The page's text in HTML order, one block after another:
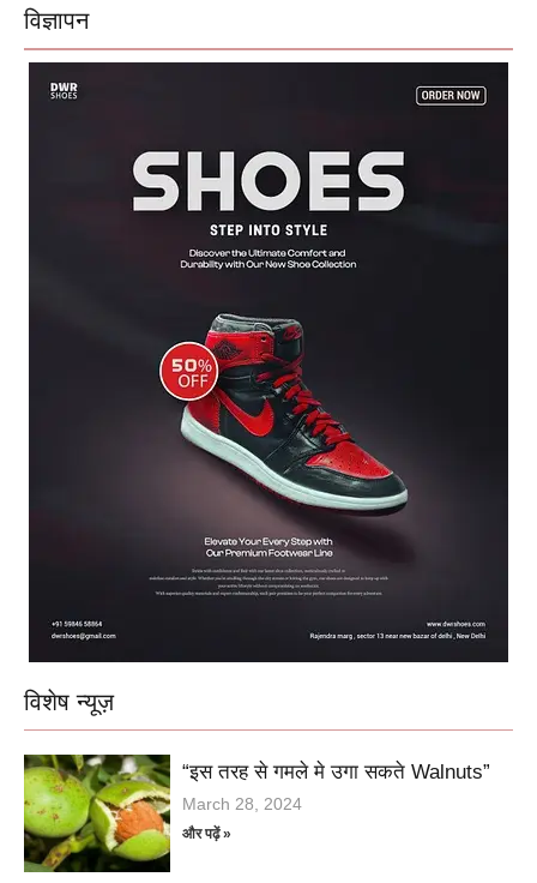
विज्ञापन
विशेष न्यूज़
“इस तरह से गमले मे उगा सकते Walnuts”
March 28, 2024
और पढ़ें »